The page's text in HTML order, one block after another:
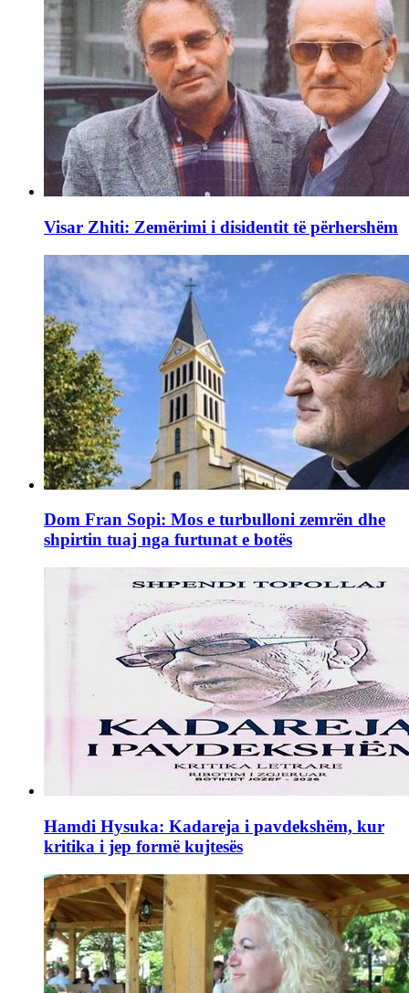
Visar Zhiti: Zemërimi i disidentit të përhershëm
Dom Fran Sopi: Mos e turbulloni zemrën dhe
shpirtin tuaj nga furtunat e botës
Hamdi Hysuka: Kadareja i pavdekshëm, kur
kritika i jep formë kujtesës